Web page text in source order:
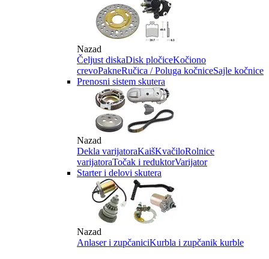
Nazad
Čeljust diskaDisk pločiceKočiono
crevoPakneRučica / Poluga kočniceSajle kočnice
Prenosni sistem skutera
Nazad
Dekla varijatoraKaišKvačiloRolnice
varijatoraTočak i reduktorVarijator
Starter i delovi skutera
Nazad
Anlaser i zupčaniciKurbla i zupčanik kurble